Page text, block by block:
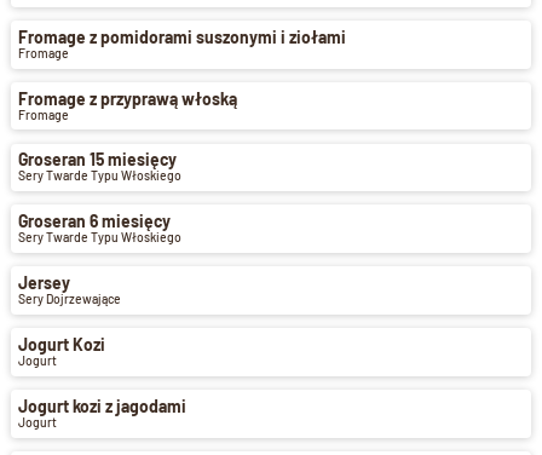
Fromage z pomidorami suszonymi i ziołami
Fromage
Fromage z przyprawą włoską
Fromage
Groseran 15 miesięcy
Sery Twarde Typu Włoskiego
Groseran 6 miesięcy
Sery Twarde Typu Włoskiego
Jersey
Sery Dojrzewające
Jogurt Kozi
Jogurt
Jogurt kozi z jagodami
Jogurt